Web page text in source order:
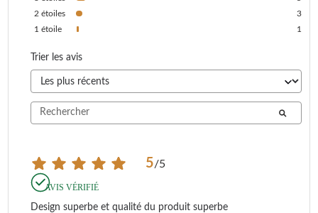
2 étoiles
3
1 étoile 1
Trier les avis
5/5
AVIS VÉRIFIÉ
Design superbe et qualité du produit superbe